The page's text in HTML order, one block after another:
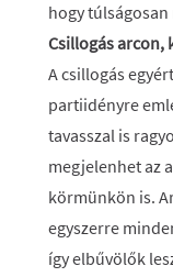
hogy
Csillogás arcon,
A csillogás
partiidényre
tavasszal is
megjelenhet az
körmünkön is.
egyszerre
így elbűvölők